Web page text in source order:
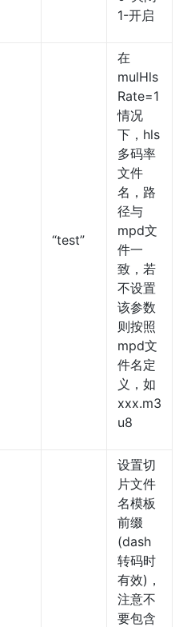
1-开启
“test”
在
mulHls
Rate=1
情况
下，hls
多码率
文件
名，路
径与
mpd文
件一
致，若
不设置
该参数
则按照
mpd文
件名定
义，如
xxx.m3
u8
设置切
片文件
名模板
前缀
(dash
转码时
有效)，
注意不
要包含